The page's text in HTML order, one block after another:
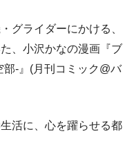
グライダーにかける、
、小沢かなの漫画『ブ
-』(月刊コミック@バ
活に、心を躍らせる都